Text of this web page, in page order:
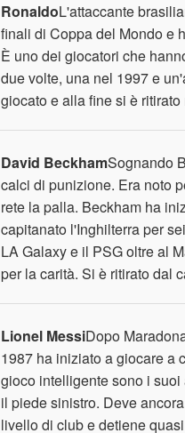
RonaldoL'attaccante
finali di Coppa del Mondo e
È uno dei giocatori che
due volte, una nel 1997 e
giocato e alla fine si è
David BeckhamSognando
calci di punizione. Era noto
rete la palla. Beckham ha
capitanato l'Inghilterra per
LA Galaxy e il PSG oltre al
per la carità. Si è ritirato dal
Lionel MessiDopo
1987 ha iniziato a giocare a
gioco intelligente sono i
il piede sinistro. Deve
livello di club e detiene